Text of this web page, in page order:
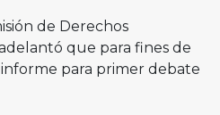
de Derechos
que para fines de
para primer debate